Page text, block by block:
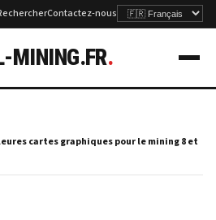
Contactez-nous
MINING.FR.
cartes graphiques pour le mining 8 et